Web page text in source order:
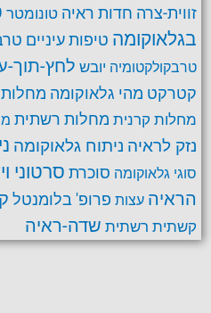
זווית-צרה חדות ראיה טונומטר
בגלאוקומה טיפות עיניים
טרבקולקטומיה יובש לחץ-תוך-
קטרקט מהי גלאוקומה מחלות
מחלות קרנית מחלות רשתית
נזק לראיה ניתוח גלאוקומה
סוגי גלאוקומה סוכרת סרטוני
הראיה עצות פרופ' בלומנטל
קשתית רשתית שדה-ראיה